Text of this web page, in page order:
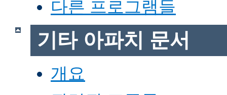
다른 프로그램들
기타 아파치 문서
개요